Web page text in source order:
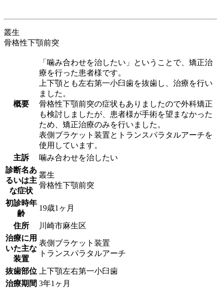
叢生
骨格性下顎前突
概要
「噛み合わせを治したい」ということで、矯正治
療を行った患者様です。
上下顎とも左右第一小臼歯を抜歯し、治療を行い
ました。
骨格性下顎前突の症状もありましたので外科矯正
も検討しましたが、患者様が手術を望まなかった
ため、矯正治療のみを行いました。
表側ブラケット装置とトランスパラタルアーチを
使用しています。
主訴
噛み合わせを治したい
診断名あ
るいは主
な症状
叢生
骨格性下顎前突
初診時年
齢
19歳1ヶ月
住所
川崎市麻生区
治療に用
いた主な
装置
表側ブラケット装置
トランスパラタルアーチ
抜歯部位
上下顎左右第一小臼歯
治療期間 3年1ヶ月